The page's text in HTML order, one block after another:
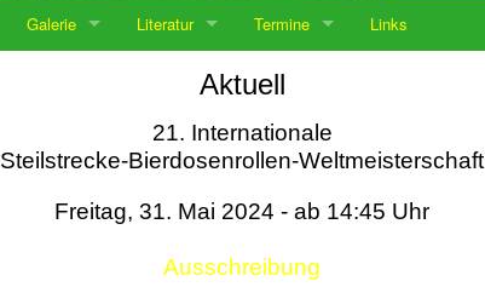
Galerie Literatur Termine Links
Aktuell
21. Internationale
Steilstrecke-Bierdosenrollen-Weltmeisterschaft
Freitag, 31. Mai 2024 - ab 14:45 Uhr
Ausschreibung